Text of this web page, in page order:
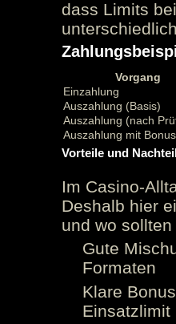
dass Limits
Vorgang
Einzahlung
Auszahlung (Basis)
Auszahlung (nach
Auszahlung mit
Vorteile und
Im Casino-
Deshalb hier
und wo
Gute
Formaten
Klare
Einsatzlimit